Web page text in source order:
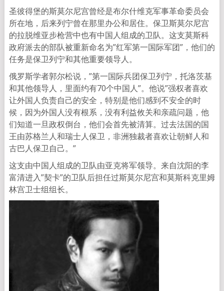
圣彼得堡的斯莫尔尼宫曾经是布尔什维克军事革命委员会
所在地，后来列宁曾在那里办公和居住。保卫斯莫尔尼宫
的拉脱维亚步枪营中也有中国人组成的卫队。这支莫斯科
政府派去的部队被重新命名为”红军第一国际军团”，他们的
任务是保卫列宁和其他重要领导人。
俄罗斯学者郭尔松说，”第一国际兵团保卫列宁，托洛茨基
和其他领导人，里面约有70个中国人”。他说”强权者喜欢
让外国人负责自己的安全，特别是他们感到不安全的时
候，因为外国人没有根系，没有利益攸关和亲疏问题，他
们知道一旦政权倒台，他们会首先被清算。过去法国的国
王由苏格兰人和瑞士人保卫，非洲独裁者喜欢让朝鲜人和
古巴人保卫自己。”
这支由中国人组成的卫队由亚克将军领导。来自沈阳的李
富清进入”契卡”的卫队后担任过斯莫尔尼宫和莫斯科克里姆
林宫卫士组组长。